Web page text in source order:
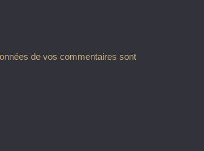
de vos commentaires sont